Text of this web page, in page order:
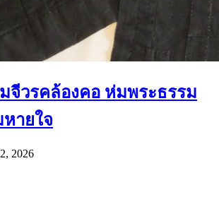
จีวรคล้องคอ ห่มพระธรรม
ายใจ
2026